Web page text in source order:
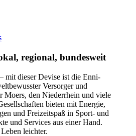
regional, bundesweit
mit dieser Devise ist die Enni-
Versorger und
Moers, den Niederrhein und viele
bieten mit Energie,
und Freizeitspaß in Sport- und
und Services aus einer Hand.
leichter.